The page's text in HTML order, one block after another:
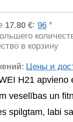
17.80 €: 96 *
в корзину
Цены и
H21 apvieno
veselības un
spilgtam, labi